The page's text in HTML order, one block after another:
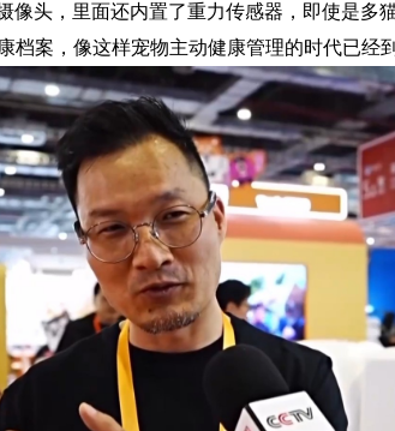
像头，里面还内置了重力传感器，即使是多
档案，像这样宠物主动健康管理的时代已经